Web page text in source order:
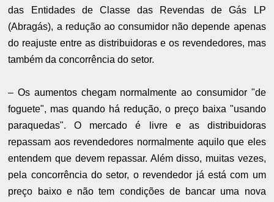
das Entidades de Classe das Revendas de Gás LP
(Abragás), a redução ao consumidor não depende apenas
do reajuste entre as distribuidoras e os revendedores, mas
também da concorrência do setor.
– Os aumentos chegam normalmente ao consumidor "de
foguete", mas quando há redução, o preço baixa "usando
paraquedas". O mercado é livre e as distribuidoras
repassam aos revendedores normalmente aquilo que eles
entendem que devem repassar. Além disso, muitas vezes,
pela concorrência do setor, o revendedor já está com um
preço baixo e não tem condições de bancar uma nova